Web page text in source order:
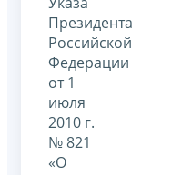
Президента
Российской
Федерации
от 1
июля
2010 г.
№ 821
«О